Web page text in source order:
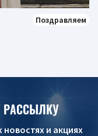
Поздравляем
и акциях